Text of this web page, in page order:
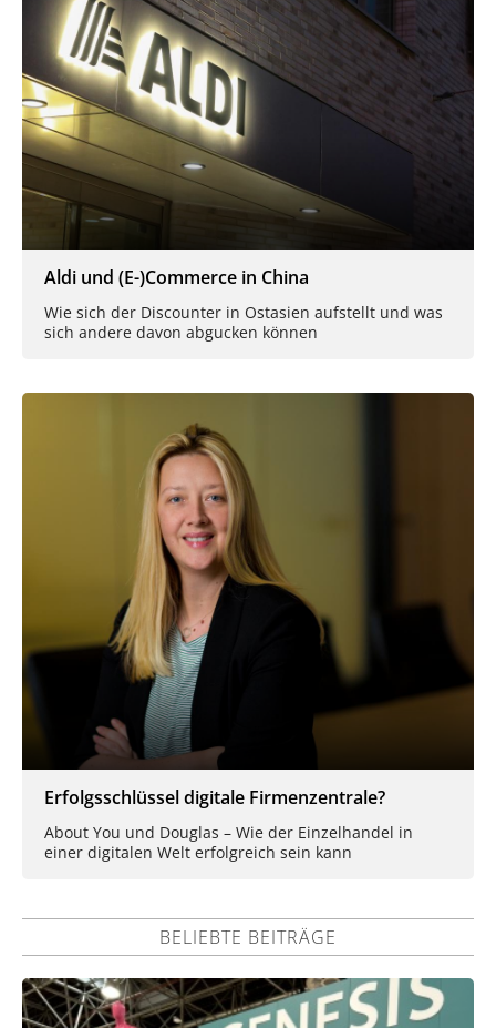
Aldi und (E-)Commerce in China
Wie sich der Discounter in Ostasien aufstellt und was
sich andere davon abgucken können
Erfolgsschlüssel digitale Firmenzentrale?
About You und Douglas – Wie der Einzelhandel in
einer digitalen Welt erfolgreich sein kann
BELIEBTE BEITRÄGE